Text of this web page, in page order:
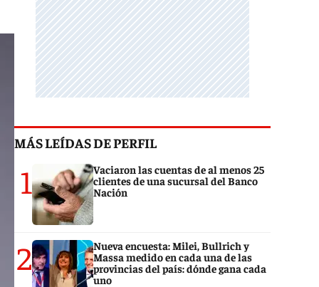
MÁS LEÍDAS DE PERFIL
1
Vaciaron las cuentas de al menos 25
clientes de una sucursal del Banco
Nación
2
Nueva encuesta: Milei, Bullrich y
Massa medido en cada una de las
provincias del país: dónde gana cada
uno